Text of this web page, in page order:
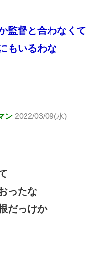
監督と合わなくて
もいるわな
ン 2022/03/09(水)
ったな
だっけか